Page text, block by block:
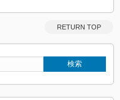
RETURN TOP